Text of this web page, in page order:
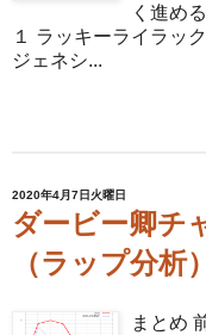
く進め
１ ラッキーライラッ
ジェネシ...
2020年4月7日火曜日
ダービー卿チ
（ラップ分析
まとめ